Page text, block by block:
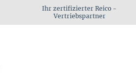
Ihr zertifizierter Reico -
Vertriebspartner